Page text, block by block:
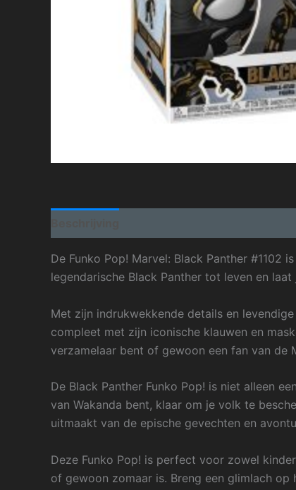
De Funko Pop! Marvel: Black Panther #1102
legendarische Black Panther tot leven en
Met zijn indrukwekkende details en
compleet met zijn iconische klauwen en
verzamelaar bent of gewoon een fan van de
De Black Panther Funko Pop! is niet alleen
van Wakanda bent, klaar om je volk te
uitmaakt van de epische gevechten en
Deze Funko Pop! is perfect voor zowel
of gewoon zomaar is. Breng een glimlach